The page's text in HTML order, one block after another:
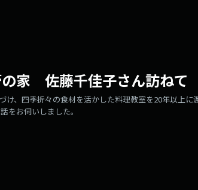
家 佐藤千佳子さん訪ねて
け、四季折々の食材を活かした料理教室を20年以上に
をお伺いしました。